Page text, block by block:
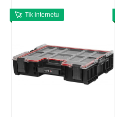
Tik internetu